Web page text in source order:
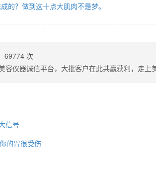
的？做到这十点大肌肉不是梦。
69774 次
容仪器诚信平台，大批客户在此共赢获利，走上
信号
的胃很受伤